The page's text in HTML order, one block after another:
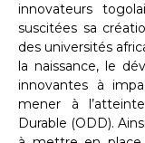
innovateurs
suscitées sa
des universités
la naissance, le
innovantes à
mener à
Durable (ODD).